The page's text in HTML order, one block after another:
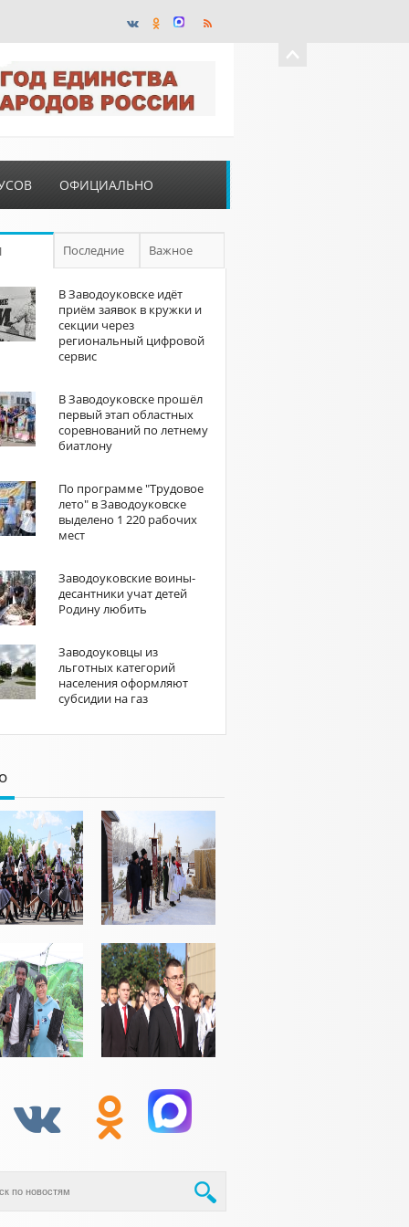
ОФИЦИАЛЬНО
Последние Важное
В Заводоуковске идёт
приём заявок в кружки и
секции через
региональный цифровой
сервис
В Заводоуковске прошёл
первый этап областных
соревнований по летнему
биатлону
По программе "Трудовое
лето" в Заводоуковске
выделено 1 220 рабочих
мест
Заводоуковские воины-
десантники учат детей
Родину любить
Заводоуковцы из
льготных категорий
населения оформляют
субсидии на газ